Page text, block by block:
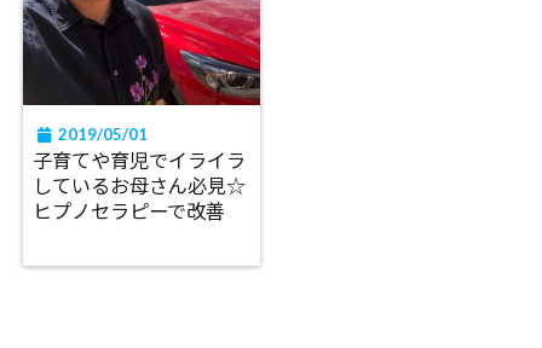
2019/05/01
子育てや育児でイライラ
しているお母さん必見☆
ヒプノセラピーで改善